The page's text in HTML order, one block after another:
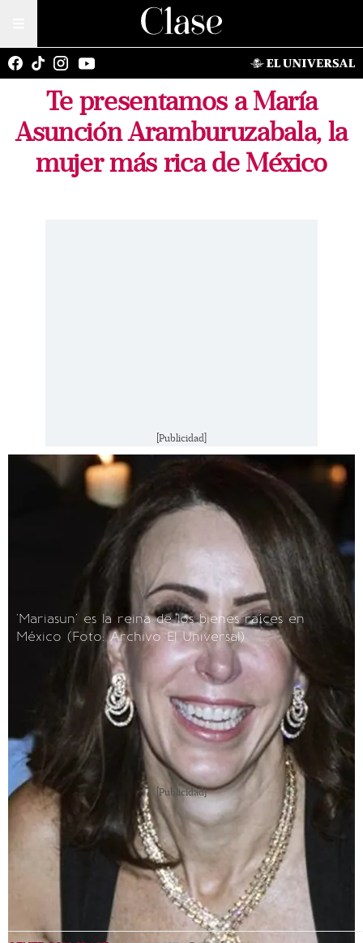
Te presentamos a María
Asunción Aramburuzabala, la
mujer más rica de México
[Publicidad]
'Mariasun' es la reina de los bienes raíces en
México (Foto: Archivo El Universal)
[Publicidad]